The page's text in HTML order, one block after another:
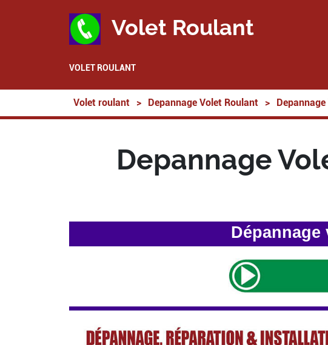
Volet Roulant
VOLET ROULANT
Volet roulant > Depannage Volet Roulant >
Depannage